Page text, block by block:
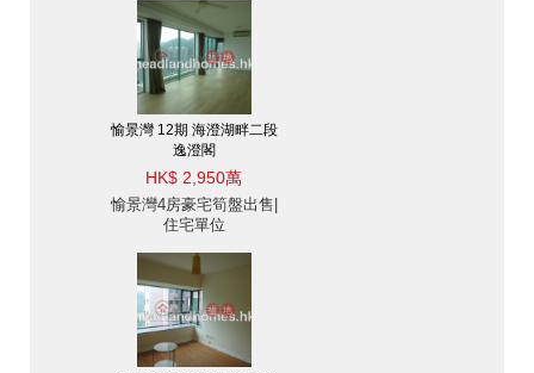
愉景灣 12期 海澄湖畔二段
逸澄閣
HK$ 2,950萬
愉景灣4房豪宅筍盤出售|
住宅單位